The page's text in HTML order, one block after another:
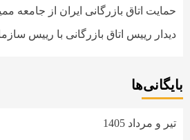
حمایت اتاق بازرگانی ایران از جامعه
دیدار رییس اتاق بازرگانی با رییس
بایگانی‌ها
تیر و مرداد 1405